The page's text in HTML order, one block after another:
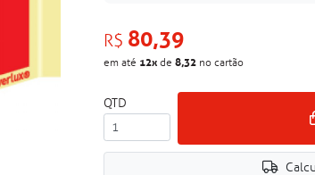
R$ 80,39
em até 12x de 8,32 no cartão
QTD